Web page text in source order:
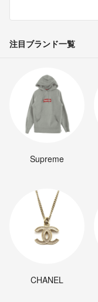
注目ブランド一覧
Supreme
CHANEL